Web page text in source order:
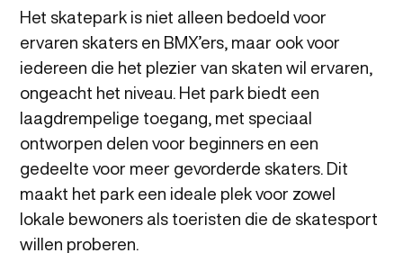
Het skatepark is niet alleen bedoeld voor
ervaren skaters en BMX’ers, maar ook voor
iedereen die het plezier van skaten wil ervaren,
ongeacht het niveau. Het park biedt een
laagdrempelige toegang, met speciaal
ontworpen delen voor beginners en een
gedeelte voor meer gevorderde skaters. Dit
maakt het park een ideale plek voor zowel
lokale bewoners als toeristen die de skatesport
willen proberen.